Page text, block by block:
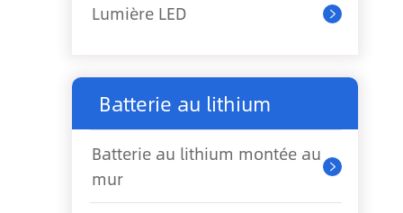
Lumière LED 
Batterie au lithium
Batterie au lithium montée au
mur
